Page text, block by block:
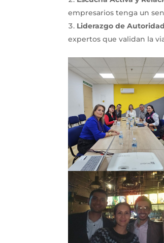
empresarios tenga un
Liderazgo de
expertos que validan la